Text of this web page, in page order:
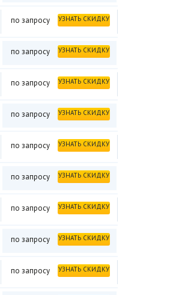
по запросу УЗНАТЬ СКИДКУ
по запросу УЗНАТЬ СКИДКУ
по запросу УЗНАТЬ СКИДКУ
по запросу УЗНАТЬ СКИДКУ
по запросу УЗНАТЬ СКИДКУ
по запросу УЗНАТЬ СКИДКУ
по запросу УЗНАТЬ СКИДКУ
по запросу УЗНАТЬ СКИДКУ
по запросу УЗНАТЬ СКИДКУ